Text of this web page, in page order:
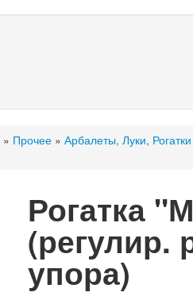
» Прочее » Арбалеты, Луки, Рогатки
Рогатка
(регулир.
упора)